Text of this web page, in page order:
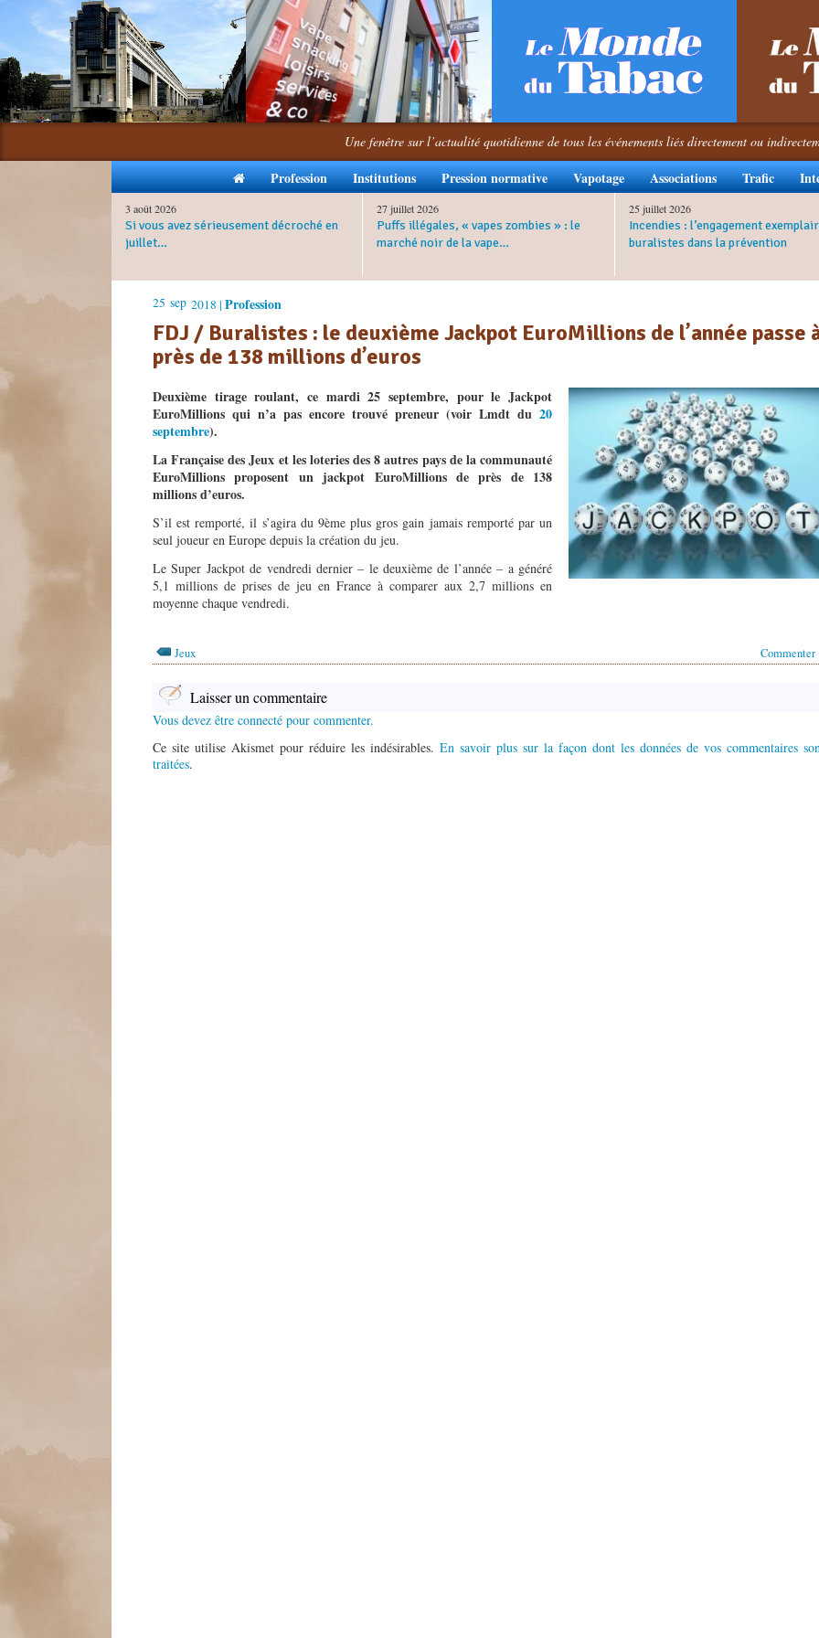
Une fenêtre sur l’actualité quotidienne de tous les événements liés directement ou
Profession Institutions Pression normative Vapotage Associations Trafic
3 août 2026
Si vous avez sérieusement décroché en
juillet…
27 juillet 2026
Puffs illégales, « vapes zombies » : le
marché noir de la vape…
25 juillet 2026
Incendies : l’engagement
buralistes dans la prévention
25 sep 2018 | Profession
FDJ / Buralistes : le deuxième Jackpot EuroMillions de l’année passe
près de 138 millions d’euros
Deuxième tirage roulant, ce mardi 25 septembre, pour le Jackpot
EuroMillions qui n’a pas encore trouvé preneur (voir Lmdt du 20
septembre).
LaFrançaise des Jeux et les loteries des 8 autres pays de la communauté
EuroMillions proposent un jackpot EuroMillions de près de 138
millions d’euros.
S’il est remporté, il s’agira du 9ème plus gros gain jamais remporté par un
seul joueur en Europe depuis la création du jeu.
Le Super Jackpot de vendredi dernier – le deuxième de l’année – a généré
5,1 millions de prises de jeu en France à comparer aux 2,7 millions en
moyenne chaque vendredi.
Commenter
Jeux
Laisser un commentaire
Vous devez être connecté pour commenter.
Ce site utilise Akismet pour réduire les indésirables. En savoir plus sur la façon dont les données de vos commentaires
traitées.